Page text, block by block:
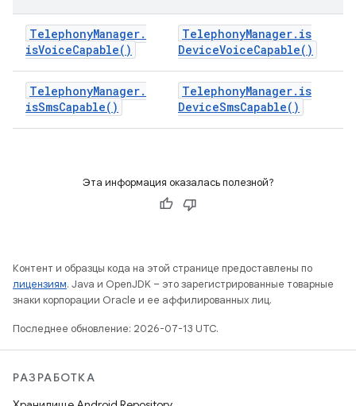
TelephonyManager.
isVoiceCapable( )
TelephonyManager. is
DeviceVoiceCapable( )
TelephonyManager.
isSmsCapable( )
TelephonyManager. is
DeviceSmsCapable( )
Эта информация оказалась полезной?
Контент и образцы кода на этой странице предоставлены по
лицензиям. Java и OpenJDK – это зарегистрированные товарные
знаки корпорации Oracle и ее аффилированных лиц.
Последнее обновление: 2026-07-13 UTC.
РАЗРАБОТКА